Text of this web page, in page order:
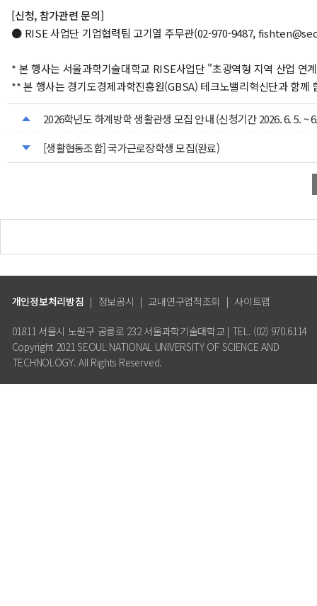
[신청, 참가관련 문의]
● RISE 사업단 기업협력팀 고기열 주무관(02-970-9487,
* 본 행사는 서울과학기술대학교 RISE사업단 "초광역형 지역 산업 연
** 본 행사는 경기도경제과학진흥원(GBSA) 테크노밸리혁신단과 함께
2026학년도 하계방학 생활관생 모집 안내 (신청기간 2026. 6. 5. ~
[생활협동조합] 국가근로장학생 모집(완료)
개인정보처리방침 | 정보공시 | 교내연구업적조회 | 사이트맵
01811 서울시 노원구 공릉로 232 서울과학기술대학교 | TEL. (02) 970.6114
Copyright 2021 SEOUL NATIONAL UNIVERSITY OF SCIENCE AND
TECHNOLOGY. All Rights Reserved.